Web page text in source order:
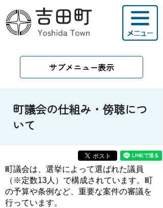
サブメニュー表示
町議会の仕組み・傍聴につ
いて
町議会は、選挙によって選ばれた議員
（※定数13人）で構成されています。町
の予算や条例など、重要な案件の審議を
行っています。